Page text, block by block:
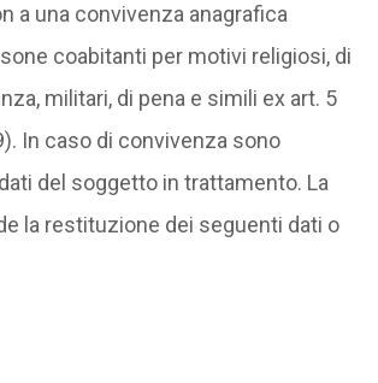
a una convivenza anagrafica
coabitanti per motivi religiosi, di
militari, di pena e simili ex art. 5
In caso di convivenza sono
del soggetto in trattamento. La
la restituzione dei seguenti dati o